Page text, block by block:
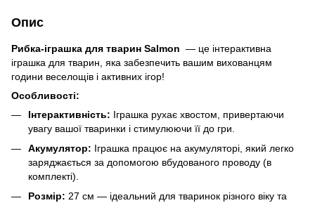
Опис
Рибка-іграшка для тварин Salmon — це інтерактивна
іграшка для тварин, яка забезпечить вашим вихованцям
години веселощів і активних ігор!
Особливості:
Інтерактивність: Іграшка рухає хвостом, привертаючи
увагу вашої тваринки і стимулюючи її до гри.
Акумулятор: Іграшка працює на акумуляторі, який легко
заряджається за допомогою вбудованого проводу (в
комплекті).
Розмір: 27 см — ідеальний для тваринок різного віку та